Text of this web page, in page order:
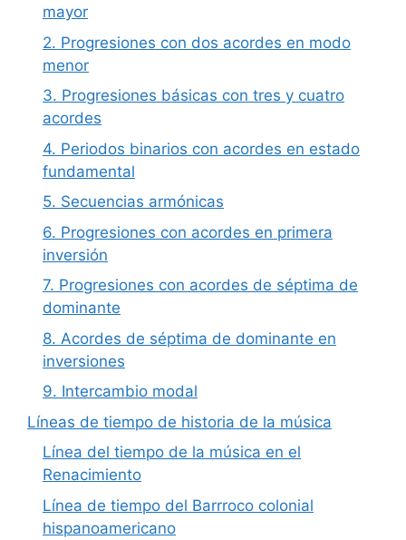
mayor
2. Progresiones con dos acordes en modo
menor
3. Progresiones básicas con tres y cuatro
acordes
4. Periodos binarios con acordes en estado
fundamental
5. Secuencias armónicas
6. Progresiones con acordes en primera
inversión
7. Progresiones con acordes de séptima de
dominante
8. Acordes de séptima de dominante en
inversiones
9. Intercambio modal
Líneas de tiempo de historia de la música
Línea del tiempo de la música en el
Renacimiento
Línea de tiempo del Barrroco colonial
hispanoamericano